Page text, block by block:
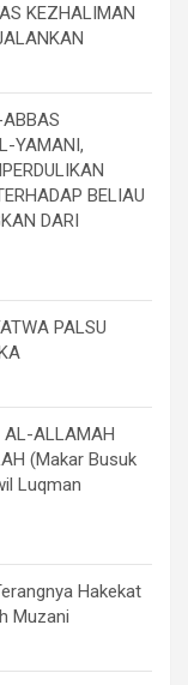
KEZHALIMAN
YAMANI,
BELIAU
DARI
PALSU
AL-ALLAMAH
(Makar Busuk
Luqman
Hakekat
Muzani